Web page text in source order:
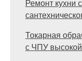
Ремонт кухни
Токарная
с ЧПУ высокой